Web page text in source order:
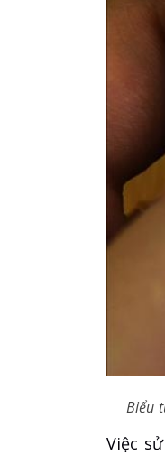
Biểu
Việc